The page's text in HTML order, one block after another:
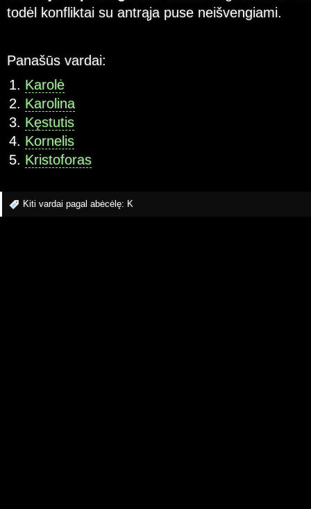
todėl konfliktai su antrąja puse neišvengiami.
Panašūs vardai:
Karolė
Karolina
Kęstutis
Kornelis
Kristoforas
Kiti vardai pagal abėcėlę: K